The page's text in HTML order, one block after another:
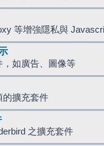
等增強隱私與
如廣告、圖像等
的擴充套件
之擴充套件